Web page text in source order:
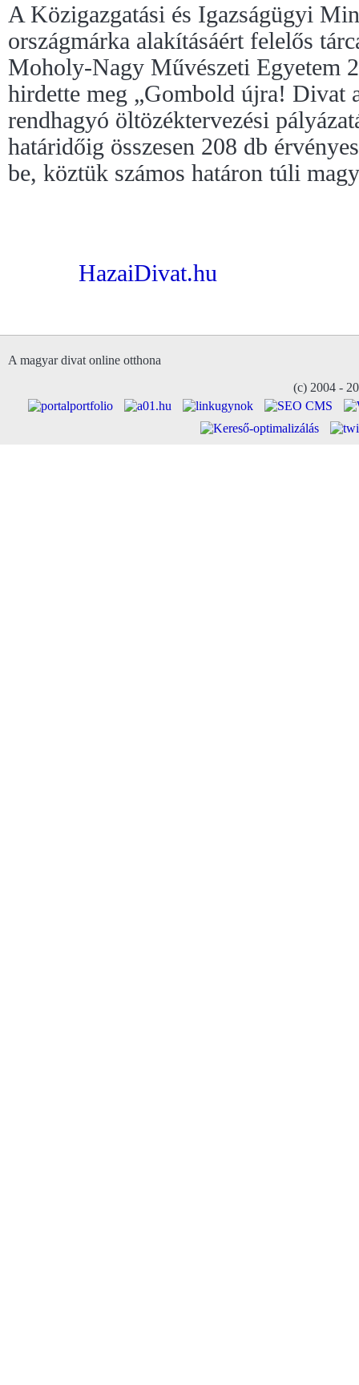
A Közigazgatási és Igazságügyi
országmárka alakításáért felelős
Moholy-Nagy Művészeti Egyetem
hirdette meg „Gombold újra! Divat
rendhagyó öltözéktervezési
határidőig összesen 208 db
be, köztük számos határon túli
HazaiDivat.hu
A magyar divat online otthona
(c) 2004 -